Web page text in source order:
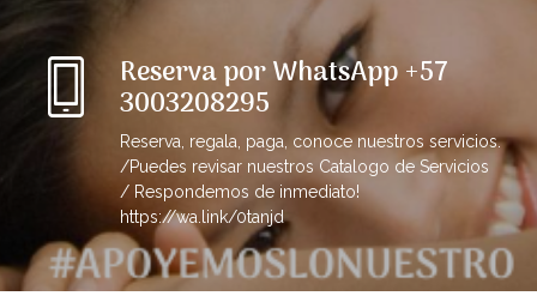
Reserva por WhatsApp +57
3003208295
Reserva, regala, paga, conoce nuestros servicios.
/Puedes revisar nuestros Catalogo de Servicios
/ Respondemos de inmediato!
https://wa.link/0tanjd